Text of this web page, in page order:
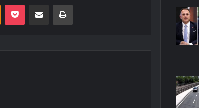
Odnoklassniki
Pocket E-Posta ile paylaş Yazdır